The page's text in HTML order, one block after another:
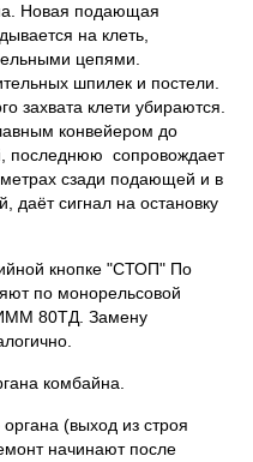
Новая подающая
на клеть,
цепями.
шпилек и постели.
захвата клети убираются.
конвейером до
последнюю сопровождает
сзади подающей и в
даёт сигнал на остановку
кнопке "СТОП" По
по монорельсовой
80ТД. Замену
комбайна.
(выход из строя
начинают после